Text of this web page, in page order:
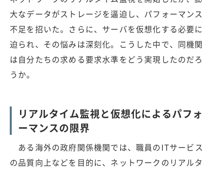
大なデータがストレージを逼迫し、パフォーマンス
不足を招いた。さらに、サーバを仮想化する必要に
迫られ、その悩みは深刻化。こうした中で、同機関
は自分たちの求める要求水準をどう実現したのだろ
うか。
リアルタイム監視と仮想化によるパフォ
ーマンスの限界
ある海外の政府関係機関では、職員のITサービス
の品質向上などを目的に、ネットワークのリアルタ